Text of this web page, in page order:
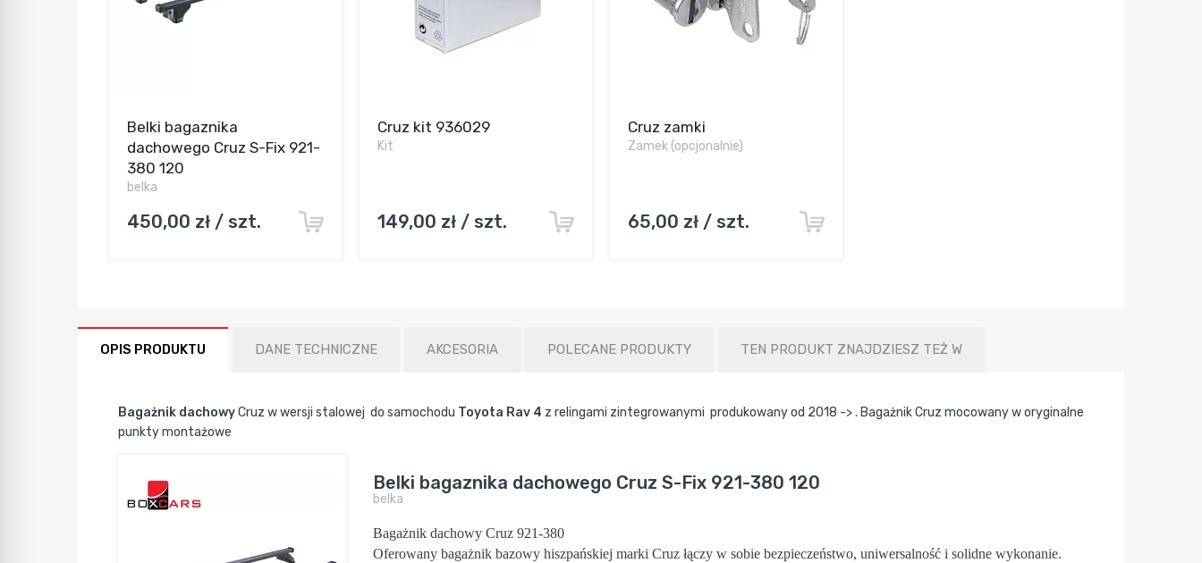
Belki bagaznika
dachowego Cruz S-Fix 921-
380 120
belka
450,00 zł / szt.
Cruz kit 936029
Kit
149,00 zł / szt.
Cruz zamki
Zamek (opcjonalnie)
65,00 zł / szt.
OPIS PRODUKTU DANE TECHNICZNE AKCESORIA POLECANE PRODUKTY TEN PRODUKT ZNAJDZIESZ TEŻ W
Bagażnik dachowyCruz w wersji stalowej do samochodu Toyota Rav 4 z relingami zintegrowanymi produkowany od 2018 -> . Bagażnik Cruz mocowany w oryginalne
punkty montażowe
Belki bagaznika dachowego Cruz S-Fix 921-380 120
belka
Bagażnik dachowy Cruz 921-380
Oferowany bagażnik bazowy hiszpańskiej marki Cruz łączy w sobie bezpieczeństwo, uniwersalność i solidne wykonanie.